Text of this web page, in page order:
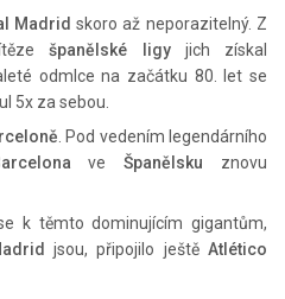
Madrid skoro až neporazitelný. Z
španělské ligyjich získal
odmlce na začátku 80. let se
5x za sebou.
. Pod vedením legendárního
veŠpanělsku znovu
k těmto dominujícím gigantům,
jsou, připojilo ještě Atlético